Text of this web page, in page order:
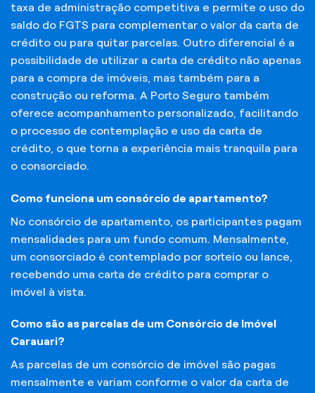
taxa de administração competitiva e permite o uso do
saldo do FGTS para complementar o valor da carta de
crédito ou para quitar parcelas. Outro diferencial é a
possibilidade de utilizar a carta de crédito não apenas
para a compra de imóveis, mas também para a
construção ou reforma. A Porto Seguro também
oferece acompanhamento personalizado, facilitando
o processo de contemplação e uso da carta de
crédito, o que torna a experiência mais tranquila para
o consorciado.
Como funciona um consórcio de apartamento?
No consórcio de apartamento, os participantes pagam
mensalidades para um fundo comum. Mensalmente,
um consorciado é contemplado por sorteio ou lance,
recebendo uma carta de crédito para comprar o
imóvel à vista.
Como são as parcelas de um Consórcio de Imóvel
Carauari?
As parcelas de um consórcio de imóvel são pagas
mensalmente e variam conforme o valor da carta de